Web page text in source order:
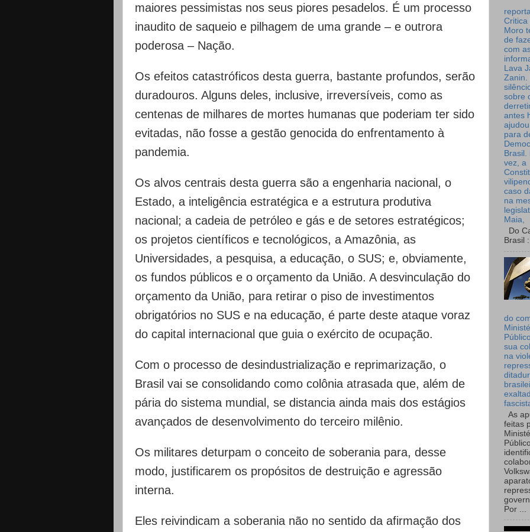
maiores pessimistas nos seus piores pesadelos. É um processo
inaudito de saqueio e pilhagem de uma grande – e outrora
poderosa – Nação.
Os efeitos catastróficos desta guerra, bastante profundos, serão
duradouros. Alguns deles, inclusive, irreversíveis, como as
centenas de milhares de mortes humanas que poderiam ter sido
evitadas, não fosse a gestão genocida do enfrentamento à
pandemia.
Os alvos centrais desta guerra são a engenharia nacional, o
Estado, a inteligência estratégica e a estrutura produtiva
nacional; a cadeia de petróleo e gás e de setores estratégicos;
os projetos científicos e tecnológicos, a Amazônia, as
Universidades, a pesquisa, a educação, o SUS; e, obviamente,
os fundos públicos e o orçamento da União. A desvinculação do
orçamento da União, para retirar o piso de investimentos
obrigatórios no SUS e na educação, é parte deste ataque voraz
do capital internacional que guia o exército de ocupação.
Com o processo de desindustrialização e reprimarização, o
Brasil vai se consolidando como colônia atrasada que, além de
pária do sistema mundial, se distancia ainda mais dos estágios
avançados de desenvolvimento do terceiro milênio.
Os militares deturpam o conceito de soberania para, desse
modo, justificarem os propósitos de destruição e agressão
interna.
Eles reivindicam a soberania não no sentido da afirmação dos
Critica
Moro
de
com
Lava
Zanin.
sobre
antes
para
Brasil.
vez, a
caso
na
Maia,
Do
Brasil :
do
sua
na
As
feitas
Por ...